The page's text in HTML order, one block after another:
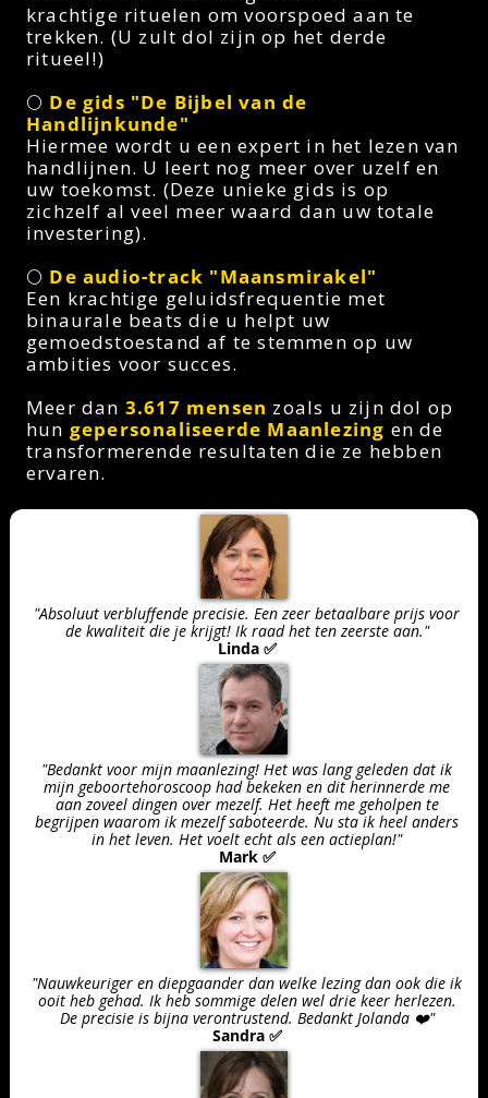
krachtige rituelen om voorspoed aan te
trekken. (U zult dol zijn op het derde
ritueel!)
🌕 De gids "De Bijbel van de
Handlijnkunde"
Hiermee wordt u een expert in het lezen van
handlijnen. U leert nog meer over uzelf en
uw toekomst. (Deze unieke gids is op
zichzelf al veel meer waard dan uw totale
investering).
🌕 De audio-track "Maansmirakel"
Een krachtige geluidsfrequentie met
binaurale beats die u helpt uw
gemoedstoestand af te stemmen op uw
ambities voor succes.
Meer dan 3.617 mensen zoals u zijn dol op
hun gepersonaliseerde Maanlezing en de
transformerende resultaten die ze hebben
ervaren.
"Absoluut verbluffende precisie. Een zeer betaalbare prijs voor
de kwaliteit die je krijgt! Ik raad het ten zeerste aan."
Linda ✅
"Bedankt voor mijn maanlezing! Het was lang geleden dat ik
mijn geboortehoroscoop had bekeken en dit herinnerde me
aan zoveel dingen over mezelf. Het heeft me geholpen te
begrijpen waarom ik mezelf saboteerde. Nu sta ik heel anders
in het leven. Het voelt echt als een actieplan!"
Mark ✅
"Nauwkeuriger en diepgaander dan welke lezing dan ook die ik
ooit heb gehad. Ik heb sommige delen wel drie keer herlezen.
De precisie is bijna verontrustend. Bedankt Jolanda ❤️"
Sandra ✅